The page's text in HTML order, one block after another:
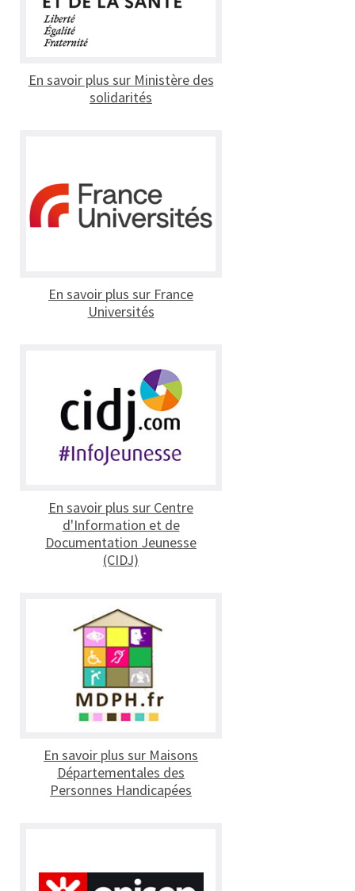
En savoir plus sur Ministère des
solidarités
En savoir plus sur France
Universités
En savoir plus sur Centre
d'Information et de
Documentation Jeunesse
(CIDJ)
En savoir plus sur Maisons
Départementales des
Personnes Handicapées